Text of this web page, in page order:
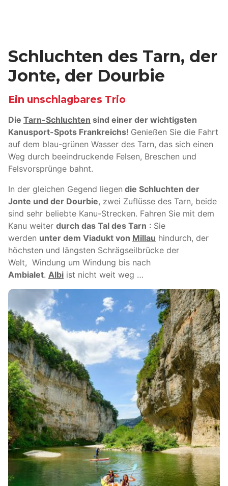
Schluchten des Tarn, der
Jonte, der Dourbie
Ein unschlagbares Trio
Die Tarn-Schluchten sind einer der wichtigsten
Kanusport-Spots Frankreichs! Genießen Sie die Fahrt
auf dem blau-grünen Wasser des Tarn, das sich einen
Weg durch beeindruckende Felsen, Breschen und
Felsvorsprünge bahnt.
In der gleichen Gegend liegen die Schluchten der
Jonte und der Dourbie, zwei Zuflüsse des Tarn, beide
sind sehr beliebte Kanu-Strecken. Fahren Sie mit dem
Kanu weiter durch das Tal des Tarn : Sie
werden unter dem Viadukt von Millau hindurch, der
höchsten und längsten Schrägseilbrücke der
Welt, Windung um Windung bis nach
Ambialet. Albi ist nicht weit weg …